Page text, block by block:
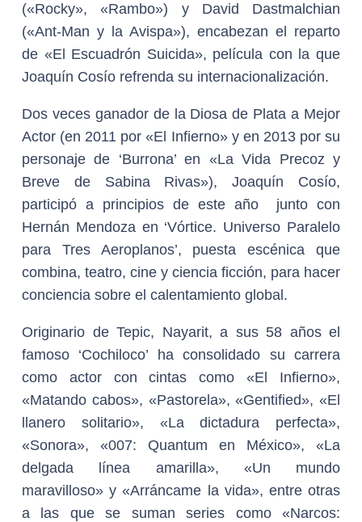
(«Rocky», «Rambo») y David Dastmalchian
(«Ant-Man y la Avispa»), encabezan el reparto
de «El Escuadrón Suicida», película con la que
Joaquín Cosío refrenda su internacionalización.
Dos veces ganador de la Diosa de Plata a Mejor
Actor (en 2011 por «El Infierno» y en 2013 por su
personaje de ‘Burrona’ en «La Vida Precoz y
Breve de Sabina Rivas»), Joaquín Cosío,
participó a principios de este año junto con
Hernán Mendoza en ‘Vórtice. Universo Paralelo
para Tres Aeroplanos’, puesta escénica que
combina, teatro, cine y ciencia ficción, para hacer
conciencia sobre el calentamiento global.
Originario de Tepic, Nayarit, a sus 58 años el
famoso ‘Cochiloco’ ha consolidado su carrera
como actor con cintas como «El Infierno»,
«Matando cabos», «Pastorela», «Gentified», «El
llanero solitario», «La dictadura perfecta»,
«Sonora», «007: Quantum en México», «La
delgada línea amarilla», «Un mundo
maravilloso» y «Arráncame la vida», entre otras
a las que se suman series como «Narcos: